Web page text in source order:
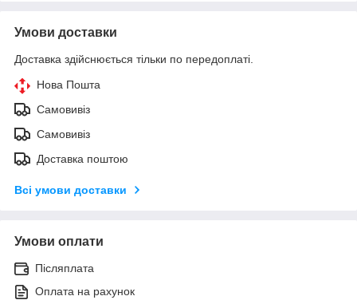
Умови доставки
Доставка здійснюється тільки по передоплаті.
Нова Пошта
Самовивіз
Самовивіз
Доставка поштою
Всі умови доставки
Умови оплати
Післяплата
Оплата на рахунок